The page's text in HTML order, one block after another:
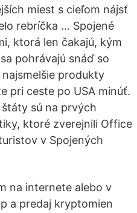
miest s cieľom nájsť
rebríčka … Spojené
ktorá len čakajú, kým
pohrávajú snáď so
produkty
pri ceste po USA minúť.
sú na prvých
ktoré zverejnili Office
v Spojených
na internete alebo v
a predaj kryptomien